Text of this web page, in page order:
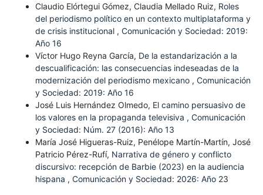
Claudio Elórtegui Gómez, Claudia Mellado Ruiz, Roles
del periodismo político en un contexto multiplataforma y
de crisis institucional , Comunicación y Sociedad: 2019:
Año 16
Víctor Hugo Reyna García, De la estandarización a la
descualificación: las consecuencias indeseadas de la
modernización del periodismo mexicano , Comunicación
y Sociedad: 2019: Año 16
José Luis Hernández Olmedo, El camino persuasivo de
los valores en la propaganda televisiva , Comunicación
y Sociedad: Núm. 27 (2016): Año 13
María José Higueras-Ruiz, Penélope Martín-Martín, José
Patricio Pérez-Rufí, Narrativa de género y conflicto
discursivo: recepción de Barbie (2023) en la audiencia
hispana , Comunicación y Sociedad: 2026: Año 23